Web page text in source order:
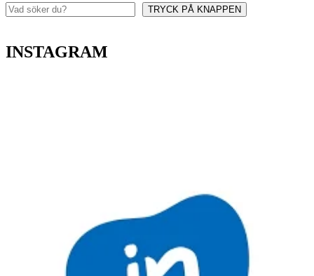
Sök TRYCK PÅ KNAPPEN
INSTAGRAM